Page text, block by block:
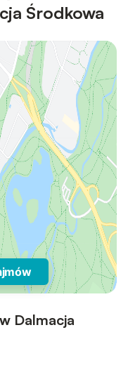
Środkowa
Dalmacja